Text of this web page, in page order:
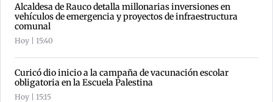
Alcaldesa de Rauco detalla millonarias inversiones en
vehículos de emergencia y proyectos de infraestructura
comunal
Hoy | 15:40
Curicó dio inicio a la campaña de vacunación escolar
obligatoria en la Escuela Palestina
Hoy | 15:15